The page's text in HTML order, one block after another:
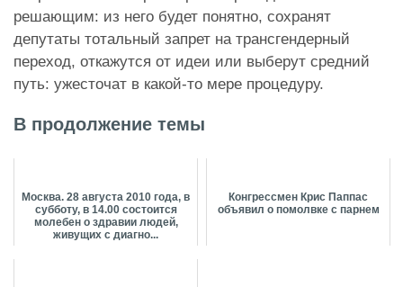
решающим: из него будет понятно, сохранят
депутаты тотальный запрет на трансгендерный
переход, откажутся от идеи или выберут средний
путь: ужесточат в какой-то мере процедуру.
В продолжение темы
Москва. 28 августа 2010 года, в
субботу, в 14.00 состоится
молебен о здравии людей,
живущих с диагно...
Конгрессмен Крис Паппас
объявил о помолвке с парнем